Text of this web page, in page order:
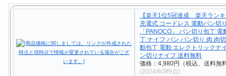
【楽天1位5冠達成 楽天ラン
充電式 コードレス 電動パン切
「PANOCO」 パン切り包丁 電
丁 ナイフ パン パン切り 肉 肉
動包丁 電動 エレクトリックナ
ン切りナイフ 送料無料
価格：4,980円（税込、送料無
(2024/8/3時点)